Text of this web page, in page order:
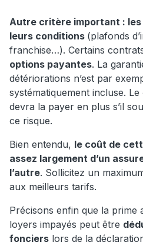
Autre critère important :
leurs conditions (plafonds
franchise…). Certains
options payantes. La
détériorations n’est par
systématiquement incluse.
devra la payer en plus s’il
ce risque.
Bien entendu, le coût de
assez largement d’un
l’autre. Sollicitez un
aux meilleurs tarifs.
Précisons enfin que la prime
loyers impayés peut être
fonciers lors de la